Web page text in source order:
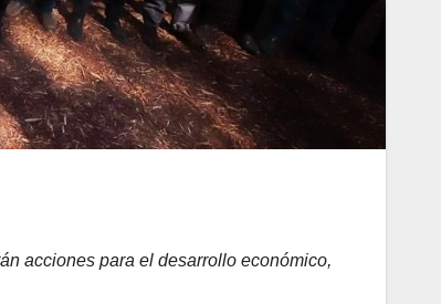
acciones para el desarrollo económico,